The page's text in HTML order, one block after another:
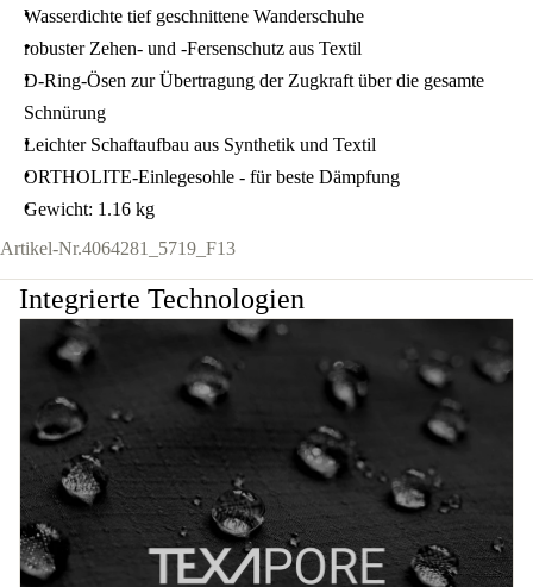
Wasserdichte tief geschnittene Wanderschuhe
robuster Zehen- und -Fersenschutz aus Textil
D-Ring-Ösen zur Übertragung der Zugkraft über die gesamte
Schnürung
Leichter Schaftaufbau aus Synthetik und Textil
ORTHOLITE-Einlegesohle - für beste Dämpfung
Gewicht: 1.16 kg
Artikel-Nr.4064281_5719_F13
Integrierte Technologien